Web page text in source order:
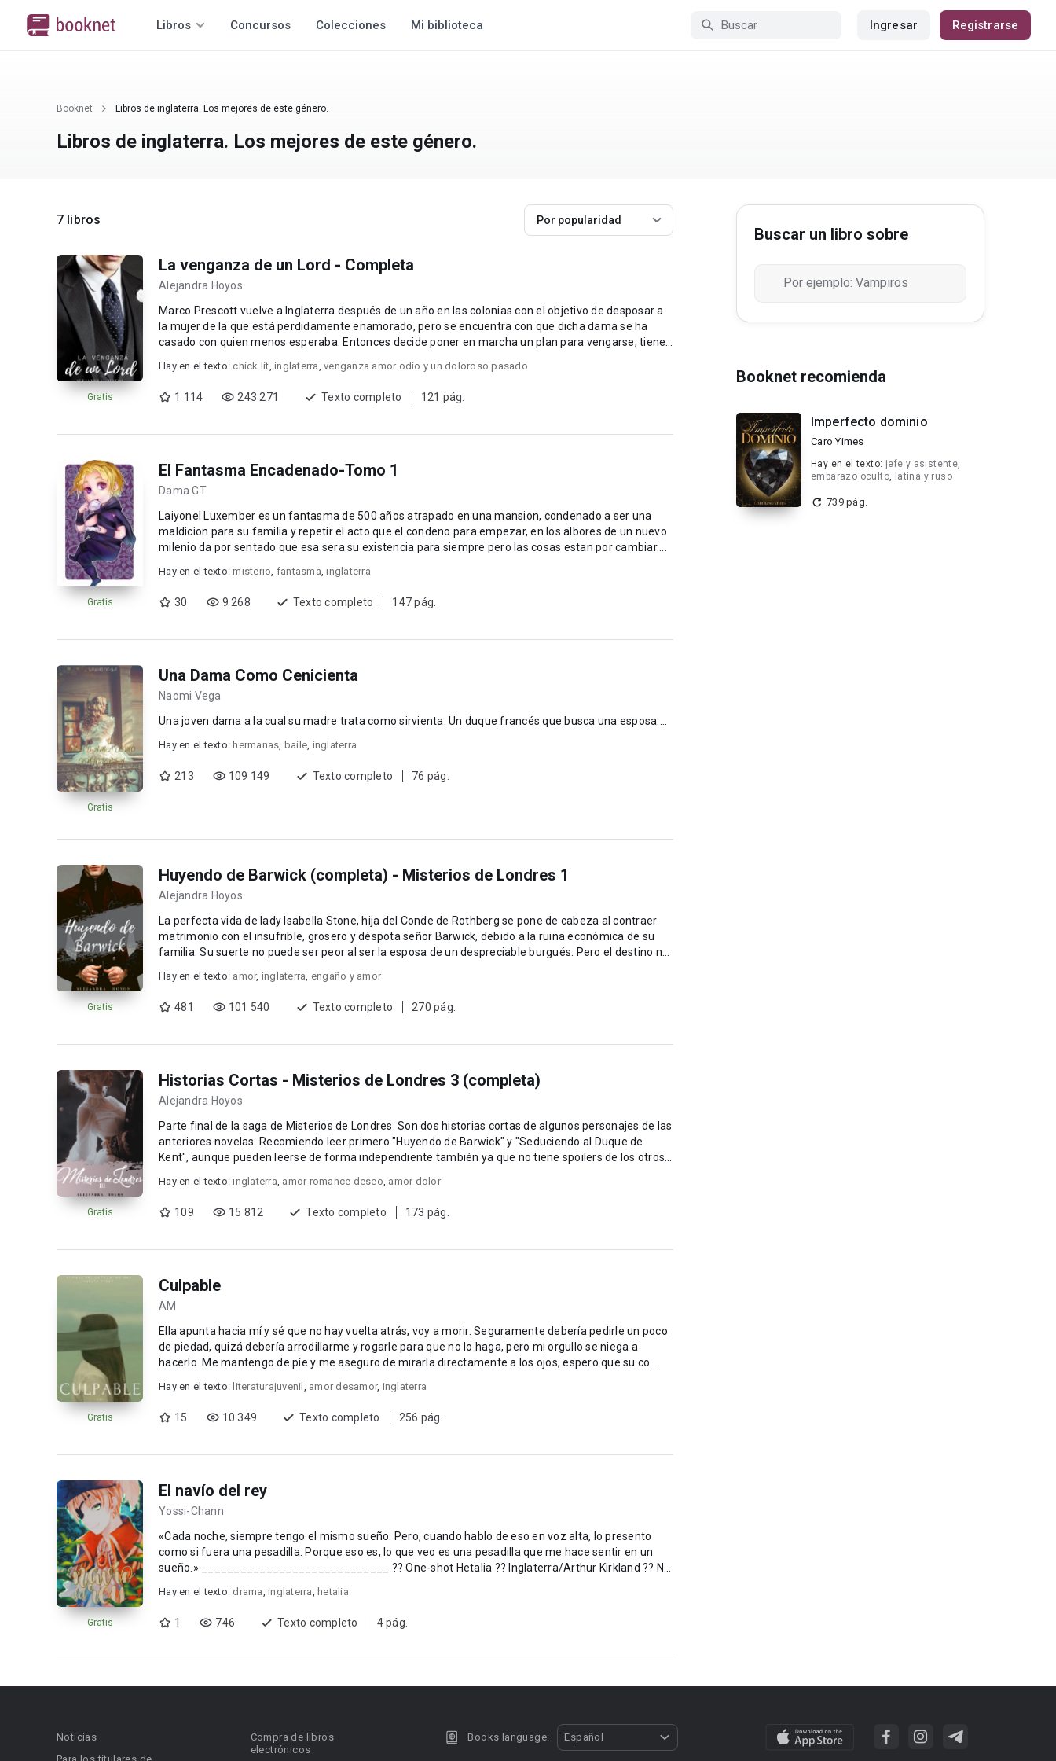
Libros Concursos Colecciones Mi biblioteca Ingresar Registrarse
Booknet Libros de inglaterra. Los mejores de este género.
Libros de inglaterra. Los mejores de este género.
7 libros Por popularidad
Gratis
La venganza de un Lord - Completa
Alejandra Hoyos
Marco Prescott vuelve a Inglaterra después de un año en las colonias con el objetivo de desposar a
la mujer de la que está perdidamente enamorado, pero se encuentra con que dicha dama se ha
casado con quien menos esperaba. Entonces decide poner en marcha un plan para vengarse, tiene
Hay en el texto: chick lit, inglaterra, venganza amor odio y un doloroso pasado
1 114 243 271 Texto completo 121 pág.
Gratis
El Fantasma Encadenado-Tomo 1
Dama GT
Laiyonel Luxember es un fantasma de 500 años atrapado en una mansion, condenado a ser una
maldicion para su familia y repetir el acto que el condeno para empezar, en los albores de un nuevo
milenio da por sentado que esa sera su existencia para siempre pero las cosas estan por cambiar....
Hay en el texto:misterio, fantasma,inglaterra
30 9 268 Texto completo 147 pág.
Gratis
Una Dama Como Cenicienta
Naomi Vega
Una joven dama a la cual su madre trata como sirvienta. Un duque francés que busca una esposa....
Hay en el texto: hermanas, baile, inglaterra
213 109 149 Texto completo 76 pág.
Gratis
Huyendo de Barwick (completa) - Misterios de Londres 1
Alejandra Hoyos
La perfecta vida de lady Isabella Stone, hija del Conde de Rothberg se pone de cabeza al contraer
matrimonio con el insufrible, grosero y déspota señor Barwick, debido a la ruina económica de su
familia. Su suerte no puede ser peor al ser la esposa de un despreciable burgués. Pero el destino no
Hay en el texto: amor, inglaterra, engaño y amor
481 101 540 Texto completo 270 pág.
Gratis
Historias Cortas - Misterios de Londres 3 (completa)
Alejandra Hoyos
Parte final de la saga de Misterios de Londres. Son dos historias cortas de algunos personajes de las
anteriores novelas. Recomiendo leer primero "Huyendo de Barwick" y "Seduciendo al Duque de
Kent", aunque pueden leerse de forma independiente también ya que no tiene spoilers de los otros
Hay en el texto:inglaterra, amor romance deseo, amor dolor
109 15 812 Texto completo 173 pág.
Gratis
Culpable
AM
Ella apunta hacia mí y sé que no hay vuelta atrás, voy a morir. Seguramente debería pedirle un poco
de piedad, quizá debería arrodillarme y rogarle para que no lo haga, pero mi orgullo se niega a
hacerlo. Me mantengo de píe y me aseguro de mirarla directamente a los ojos, espero que su co...
Hay en el texto: literaturajuvenil , amor desamor, inglaterra
15 10 349 Texto completo 256 pág.
Gratis
El navío del rey
Yossi-Chann
«Cada noche, siempre tengo el mismo sueño. Pero, cuando hablo de eso en voz alta, lo presento
como si fuera una pesadilla. Porque eso es, lo que veo es una pesadilla que me hace sentir en un
sueño.» _____________________________ ?? One-shot Hetalia ?? Inglaterra/Arthur Kirkland ?? No
Hay en el texto: drama, inglaterra, hetalia
1 746 Texto completo 4 pág.
Buscar un libro sobre
Booknet recomienda
Imperfecto dominio
Caro Yimes
Hay en el texto: jefe y asistente,
embarazo oculto, latina y ruso
739 pág.
Noticias
Compra de libros
electrónicos
Books language: Español